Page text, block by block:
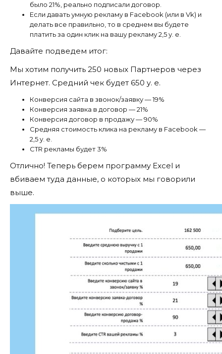
было 21%, реально подписали договор.
Если давать умную рекламу в Facebook (или в Vk) и
делать все правильно, то в среднем вы будете
платить за один клик на вашу рекламу 2,5 у. е.
Давайте подведем итог:
Мы хотим получить 250 новых Партнеров через
Интернет. Средний чек будет 650 у. е.
Конверсия сайта в звонок/заявку — 19%
Конверсия заявка в договор — 21%
Конверсия договор в продажу — 90%
Средняя стоимость клика на рекламу в Facebook —
2,5 у. е.
CTR рекламы будет 3%
Отлично! Теперь берем программу Excel и
вбиваем туда данные, о которых мы говорили
выше.